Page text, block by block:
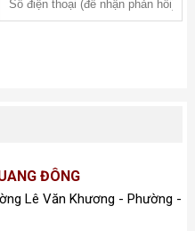
ĐÔNG
Lê Văn Khương - Phường -